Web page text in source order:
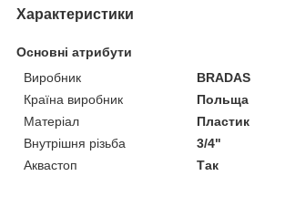
Характеристики
Основні атрибути
Виробник
BRADAS
Країна виробник
Польща
Матеріал
Пластик
Внутрішня різьба
3/4"
Аквастоп
Так